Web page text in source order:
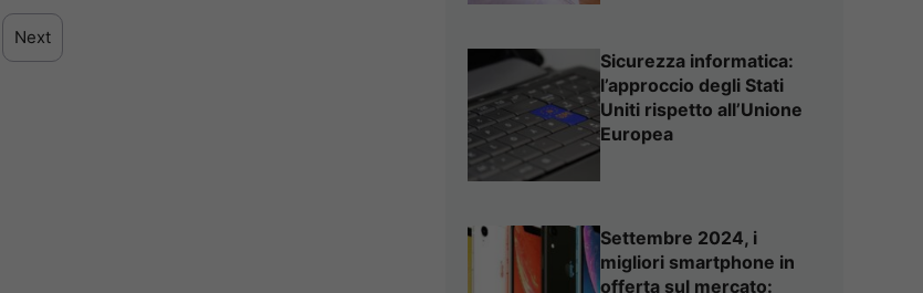
Next
Sicurezza informatica:
l’approccio degli Stati
Uniti rispetto all’Unione
Europea
Settembre 2024, i
migliori smartphone in
offerta sul mercato: